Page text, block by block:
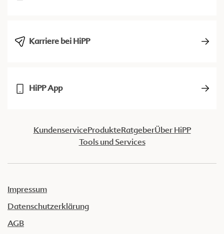
Karriere bei HiPP
HiPP App
KundenserviceProdukteRatgeberÜber HiPP
Tools und Services
Impressum
Datenschutzerklärung
AGB